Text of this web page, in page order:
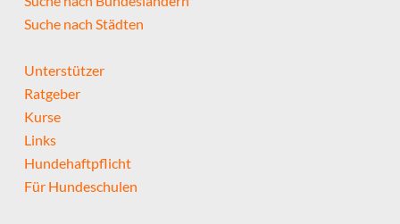
Suche nach Städten
Unterstützer
Ratgeber
Kurse
Links
Hundehaftpflicht
Für Hundeschulen